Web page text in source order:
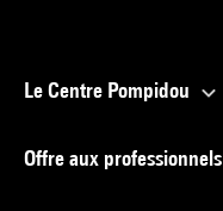
Le Centre Pompidou
Offre aux professionnels